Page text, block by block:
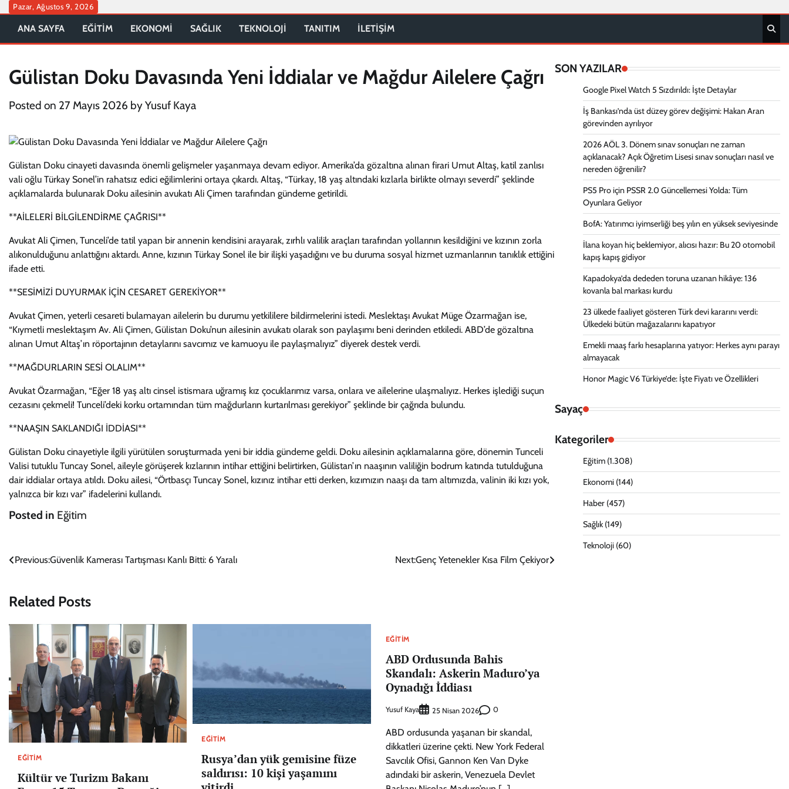
Skip
content
Pazar, Ağustos 9, 2026
ANA SAYFA EĞİTİM EKONOMİ SAĞLIK TEKNOLOJİ TANITIM İLETİŞİM
Gülistan Doku Davasında Yeni İddialar ve Mağdur Ailelere Çağrı
Posted on 27 Mayıs 2026 byYusuf Kaya
Gülistan Doku cinayeti davasında önemli gelişmeler yaşanmaya devam ediyor. Amerika’da gözaltına alınan firari Umut Altaş, katil zanlısı
vali oğlu Türkay Sonel’in rahatsız edici eğilimlerini ortaya çıkardı. Altaş, “Türkay, 18 yaş altındaki kızlarla birlikte olmayı severdi” şeklinde
açıklamalarda bulunarak Doku ailesinin avukatı Ali Çimen tarafından gündeme getirildi.
**AİLELERİ BİLGİLENDİRME ÇAĞRISI**
Avukat Ali Çimen, Tunceli’de tatil yapan bir annenin kendisini arayarak, zırhlı valilik araçları tarafından yollarının kesildiğini ve kızının zorla
alıkonulduğunu anlattığını aktardı. Anne, kızının Türkay Sonel ile bir ilişki yaşadığını ve bu duruma sosyal hizmet uzmanlarının tanıklık ettiğini
ifade etti.
**SESİMİZİ DUYURMAK İÇİN CESARET GEREKİYOR**
Avukat Çimen, yeterli cesareti bulamayan ailelerin bu durumu yetkililere bildirmelerini istedi. Meslektaşı Avukat Müge Özarmağan ise,
“Kıymetli meslektaşım Av. Ali Çimen, Gülistan Doku’nun ailesinin avukatı olarak son paylaşımı beni derinden etkiledi. ABD’de gözaltına
alınan Umut Altaş’ın röportajının detaylarını savcımız ve kamuoyu ile paylaşmalıyız” diyerek destek verdi.
**MAĞDURLARIN SESİ OLALIM**
Avukat Özarmağan, “Eğer 18 yaş altı cinsel istismara uğramış kız çocuklarımız varsa, onlara ve ailelerine ulaşmalıyız. Herkes işlediği suçun
cezasını çekmeli! Tunceli’deki korku ortamından tüm mağdurların kurtarılması gerekiyor” şeklinde bir çağrıda bulundu.
**NAAŞIN SAKLANDIĞI İDDİASI**
Gülistan Doku cinayetiyle ilgili yürütülen soruşturmada yeni bir iddia gündeme geldi. Doku ailesinin açıklamalarına göre, dönemin Tunceli
Valisi tutuklu Tuncay Sonel, aileyle görüşerek kızlarının intihar ettiğini belirtirken, Gülistan’ın naaşının valiliğin bodrum katında tutulduğuna
dair iddialar ortaya atıldı. Doku ailesi, “Örtbasçı Tuncay Sonel, kızınız intihar etti derken, kızımızın naaşı da tam altımızda, valinin iki kızı yok,
yalnızca bir kızı var” ifadelerini kullandı.
Posted in Eğitim
Yazı
Previous:Güvenlik Kamerası Tartışması Kanlı Bitti: 6 Yaralı Next:Genç Yetenekler Kısa Film Çekiyor
Related Posts
EĞITIM
Kültür ve Turizm Bakanı
EĞITIM
Rusya’dan yük gemisine füze
saldırısı: 10 kişi yaşamını
EĞITIM
ABD Ordusunda Bahis
Skandalı: Askerin Maduro’ya
Oynadığı İddiası
Yusuf Kaya 25 Nisan 2026 0
ABD ordusunda yaşanan bir skandal,
dikkatleri üzerine çekti. New York Federal
Savcılık Ofisi, Gannon Ken Van Dyke
adındaki bir askerin, Venezuela Devlet
SON YAZILAR
Google Pixel Watch 5 Sızdırıldı: İşte Detaylar
İş Bankası’nda üst düzey görev değişimi: Hakan Aran
görevinden ayrılıyor
2026 AÖL 3. Dönem sınav sonuçları ne zaman
açıklanacak? Açık Öğretim Lisesi sınav sonuçları nasıl ve
nereden öğrenilir?
PS5 Pro için PSSR 2.0 Güncellemesi Yolda: Tüm
Oyunlara Geliyor
BofA: Yatırımcı iyimserliği beş yılın en yüksek seviyesinde
İlana koyan hiç beklemiyor, alıcısı hazır: Bu 20 otomobil
kapış kapış gidiyor
Kapadokya’da dededen toruna uzanan hikâye: 136
kovanla bal markası kurdu
23 ülkede faaliyet gösteren Türk devi kararını verdi:
Ülkedeki bütün mağazalarını kapatıyor
Emekli maaş farkı hesaplarına yatıyor: Herkes aynı parayı
almayacak
Honor Magic V6 Türkiye’de: İşte Fiyatı ve Özellikleri
Sayaç
Kategoriler
Eğitim(1.308)
Ekonomi(144)
Haber(457)
Sağlık(149)
Teknoloji(60)